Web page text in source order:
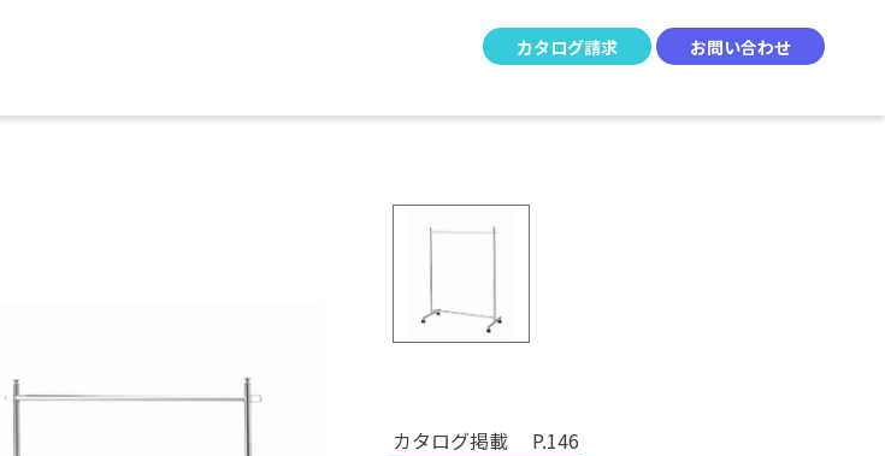
カタログ請求
お問い合わせ
カタログ掲載 P.146